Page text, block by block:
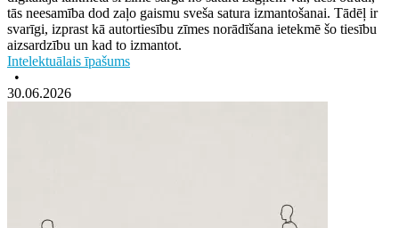
tās neesamība dod zaļo gaismu sveša satura izmantošanai. Tādēļ ir
svarīgi, izprast kā autortiesību zīmes norādīšana ietekmē šo tiesību
aizsardzību un kad to izmantot.
Intelektuālais īpašums
•
30.06.2026